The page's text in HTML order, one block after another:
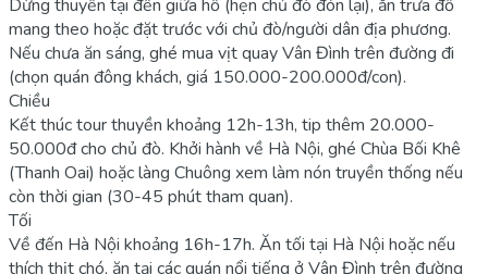
Dừng thuyền tại đền giữa hồ (hẹn chủ đò đón lại), ăn trưa đồ
mang theo hoặc đặt trước với chủ đò/người dân địa phương.
Nếu chưa ăn sáng, ghé mua vịt quay Vân Đình trên đường đi
(chọn quán đông khách, giá 150.000-200.000đ/con).
Chiều
Kết thúc tour thuyền khoảng 12h-13h, tip thêm 20.000-
50.000đ cho chủ đò. Khởi hành về Hà Nội, ghé Chùa Bối Khê
(Thanh Oai) hoặc làng Chuông xem làm nón truyền thống nếu
còn thời gian (30-45 phút tham quan).
Tối
Về đến Hà Nội khoảng 16h-17h. Ăn tối tại Hà Nội hoặc nếu
thích thịt chó, ăn tại các quán nổi tiếng ở Vân Đình trên đường